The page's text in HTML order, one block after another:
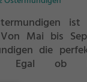
Von Mai bis
die
Egal ob